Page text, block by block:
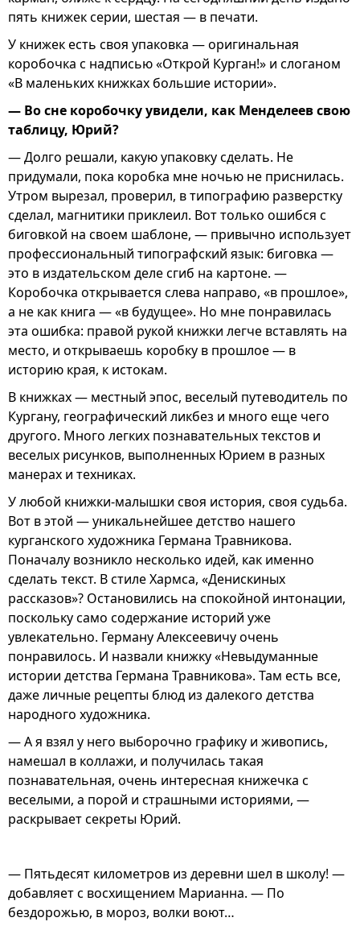
пять книжек серии, шестая — в печати.
У книжек есть своя упаковка — оригинальная
коробочка с надписью «Открой Курган!» и слоганом
«В маленьких книжках большие истории».
— Во сне коробочку увидели, как Менделеев свою
таблицу, Юрий?
— Долго решали, какую упаковку сделать. Не
придумали, пока коробка мне ночью не приснилась.
Утром вырезал, проверил, в типографию разверстку
сделал, магнитики приклеил. Вот только ошибся с
биговкой на своем шаблоне, — привычно использует
профессиональный типографский язык: биговка —
это в издательском деле сгиб на картоне. —
Коробочка открывается слева направо, «в прошлое»,
а не как книга — «в будущее». Но мне понравилась
эта ошибка: правой рукой книжки легче вставлять на
место, и открываешь коробку в прошлое — в
историю края, к истокам.
В книжках — местный эпос, веселый путеводитель по
Кургану, географический ликбез и много еще чего
другого. Много легких познавательных текстов и
веселых рисунков, выполненных Юрием в разных
манерах и техниках.
У любой книжки-малышки своя история, своя судьба.
Вот в этой — уникальнейшее детство нашего
курганского художника Германа Травникова.
Поначалу возникло несколько идей, как именно
сделать текст. В стиле Хармса, «Денискиных
рассказов»? Остановились на спокойной интонации,
поскольку само содержание историй уже
увлекательно. Герману Алексеевичу очень
понравилось. И назвали книжку «Невыдуманные
истории детства Германа Травникова». Там есть все,
даже личные рецепты блюд из далекого детства
народного художника.
— А я взял у него выборочно графику и живопись,
намешал в коллажи, и получилась такая
познавательная, очень интересная книжечка с
веселыми, а порой и страшными историями, —
раскрывает секреты Юрий.
— Пятьдесят километров из деревни шел в школу! —
добавляет с восхищением Марианна. — По
бездорожью, в мороз, волки воют…